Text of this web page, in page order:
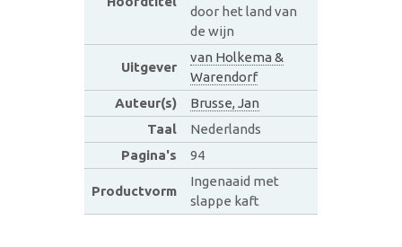
door het land van
de wijn
Uitgever
van Holkema &
Warendorf
Auteur(s)
Brusse, Jan
Taal
Nederlands
Pagina's
94
Productvorm
Ingenaaid met
slappe kaft